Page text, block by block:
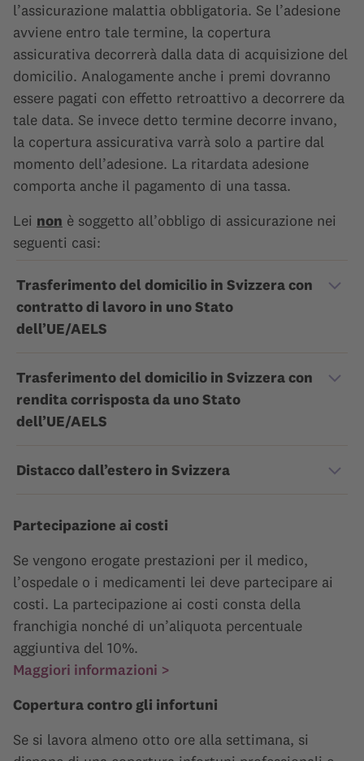
l’assicurazione malattia obbligatoria. Se l’adesione
avviene entro tale termine, la copertura
assicurativa decorrerà dalla data di acquisizione del
domicilio. Analogamente anche i premi dovranno
essere pagati con effetto retroattivo a decorrere da
tale data. Se invece detto termine decorre invano,
la copertura assicurativa varrà solo a partire dal
momento dell’adesione. La ritardata adesione
comporta anche il pagamento di una tassa.
Lei non è soggetto all’obbligo di assicurazione nei
seguenti casi:
Trasferimento del domicilio in Svizzera con
contratto di lavoro in uno Stato
dell’UE/AELS
Trasferimento del domicilio in Svizzera con
rendita corrisposta da uno Stato
dell’UE/AELS
Distacco dall’estero in Svizzera
Partecipazione ai costi
Se vengono erogate prestazioni per il medico,
l’ospedale o i medicamenti lei deve partecipare ai
costi. La partecipazione ai costi consta della
franchigia nonché di un’aliquota percentuale
aggiuntiva del 10%.
Maggiori informazioni >
Copertura contro gli infortuni
Se si lavora almeno otto ore alla settimana, si